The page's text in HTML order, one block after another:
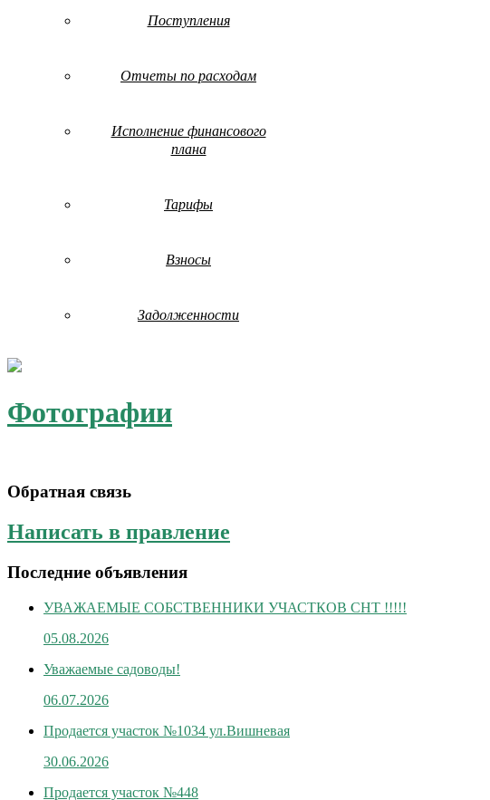
Поступления
Отчеты по расходам
Исполнение финансового
плана
Тарифы
Взносы
Задолженности
Фотографии
Обратная связь
Написать в правление
Последние объявления
УВАЖАЕМЫЕ СОБСТВЕННИКИ УЧАСТКОВ СНТ !!!!!
05.08.2026
Уважаемые садоводы!
06.07.2026
Продается участок №1034 ул.Вишневая
30.06.2026
Продается участок №448